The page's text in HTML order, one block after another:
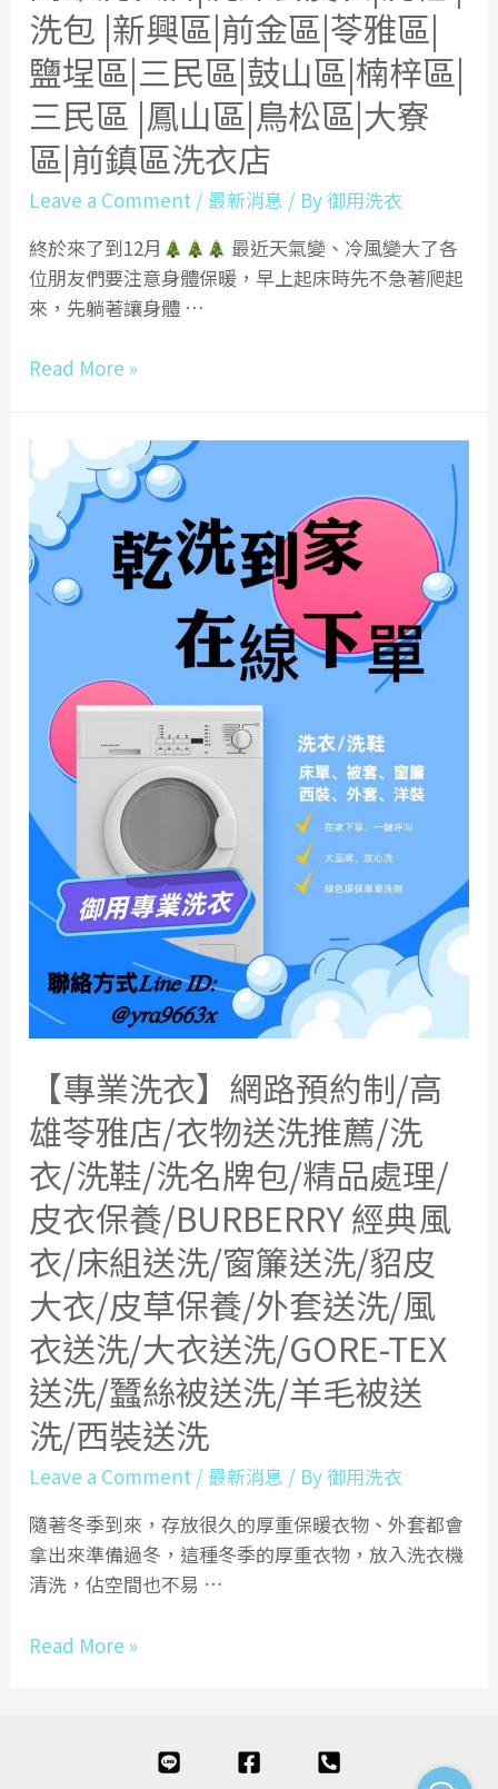
蛇
行
簾|
屏
東
窗
簾
洗|
屏
東
簾
洗包 |新興區|前金區|苓雅區|
鹽埕區|三民區|鼓山區|楠梓區|
三民區 |鳳山區|鳥松區|大寮
區|前鎮區洗衣店
Leave a Comment / 最新消息 / By御用洗衣
終於來了到12月
最近天氣變、冷風變大了各
位朋友們要注意身體保暖，早上起床時先不急著爬起
來，先躺著讓身體 …
高
衣
店|
洗
外
套
皮
|
新
區|
區|
鹽
埕
區|
三
民
區|
鼓
山
區|
楠
梓
區|
三
區
|
鳳
區|
Read More »
【專業洗衣】網路預約制/高
雄苓雅店/衣物送洗推薦/洗
衣/洗鞋/洗名牌包/精品處理/
皮衣保養/BURBERRY 經典風
衣/床組送洗/窗簾送洗/貂皮
大衣/皮草保養/外套送洗/風
衣送洗/大衣送洗/GORE-TEX
送洗/蠶絲被送洗/羊毛被送
洗/西裝送洗
Leave a Comment / 最新消息 / By御用洗衣
隨著冬季到來，存放很久的厚重保暖衣物、外套都會
拿出來準備過冬，這種冬季的厚重衣物，放入洗衣機
清洗，佔空間也不易 …
【專
Read More »